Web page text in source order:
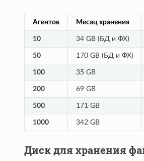
Агентов Месяц хранения
10 34 GB (БД и ФХ)
50 170 GB (БД и ФХ)
100 35 GB
200 69 GB
500 171 GB
1000 342 GB
Диск для хранения